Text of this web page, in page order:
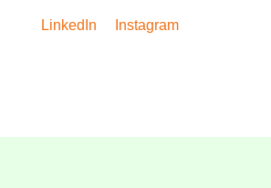
LinkedIn Instagram